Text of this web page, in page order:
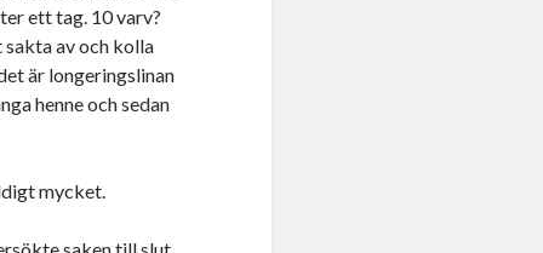
ett tag. 10 varv?
av och kolla
är longeringslinan
henne och sedan
mycket.